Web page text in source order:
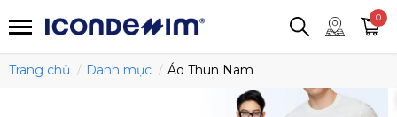
0
Trang chủ Danh mục Áo Thun Nam